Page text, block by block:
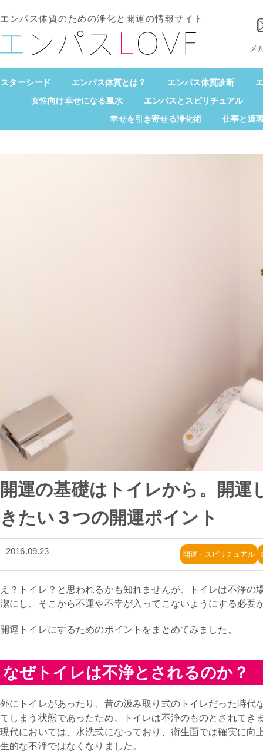
エンパス体質のための浄化と開運の情報サイト
メ
スターシード エンパス体質とは？ エンパス体質診断
女性向け幸せになる風水
エンパスとスピリチュアル
幸せを引き寄せる浄化術
仕事と適
開運の基礎はトイレから。開運
きたい３つの開運ポイント
2016.09.23 開運・スピリチュアル
え？トイレ？と思われるかも知れませんが、トイレは不浄の
潔にし、そこから不運や不幸が入ってこないようにする必要
開運トイレにするためのポイントをまとめてみました。
なぜトイレは不浄とされるのか？
外にトイレがあったり、昔の汲み取り式のトイレだった時代
てしまう状態であったため、トイレは不浄のものとされてき
現代においては、水洗式になっており、衛生面では確実に向
生的な不浄ではなくなりました。